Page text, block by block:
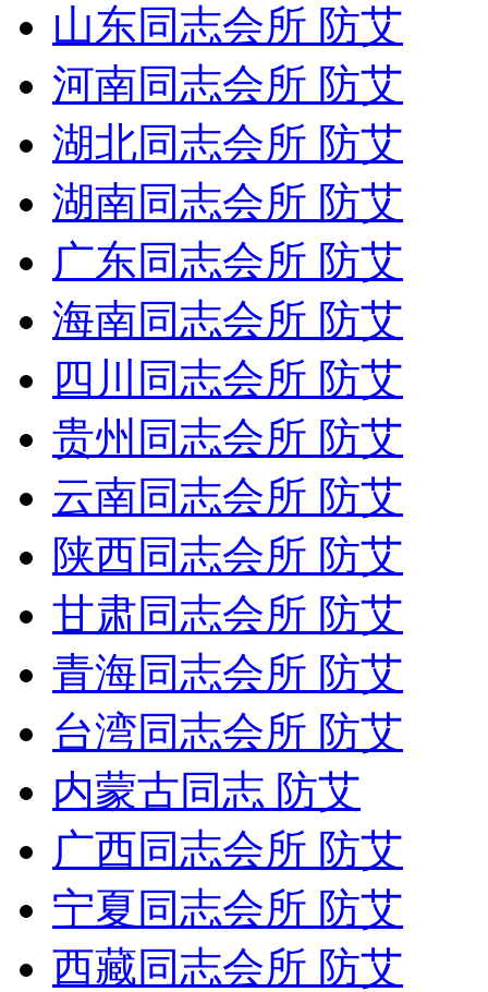
山东同志会所 防艾
河南同志会所 防艾
湖北同志会所 防艾
湖南同志会所 防艾
广东同志会所 防艾
海南同志会所 防艾
四川同志会所 防艾
贵州同志会所 防艾
云南同志会所 防艾
陕西同志会所 防艾
甘肃同志会所 防艾
青海同志会所 防艾
台湾同志会所 防艾
内蒙古同志 防艾
广西同志会所 防艾
宁夏同志会所 防艾
西藏同志会所 防艾